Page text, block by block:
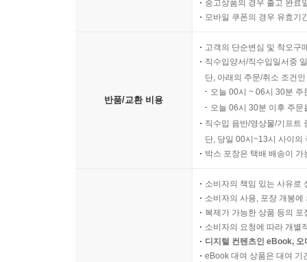
중고상품의 경우 출고 완료
모바일 쿠폰의 경우 유효기
반품/교환 비용
고객의 단순변심 및 착오구
직수입양서/직수입일서중
단, 아래의 주문/취소 조건
오늘 00시 ~ 06시 30분
오늘 06시 30분 이후 주
직수입 음반/영상물/기프트
단, 당일 00시~13시 사이의
박스 포장은 택배 배송이
소비자의 책임 있는 사유로
소비자의 사용, 포장 개봉
복제가 가능한 상품 등의
소비자의 요청에 따라 개별
디지털 컨텐츠인 eBook,
eBook 대여 상품은 대여 기